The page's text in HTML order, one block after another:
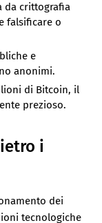
da crittografia
falsificare o
e
anonimi.
di Bitcoin, il
prezioso.
i
dei
tecnologiche